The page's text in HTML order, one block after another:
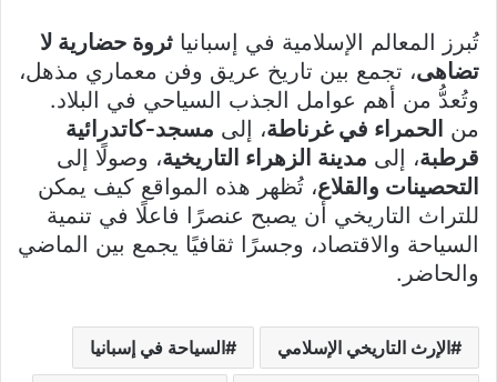
تُبرز المعالم الإسلامية في إسبانيا ثروة حضارية لا
تضاهى، تجمع بين تاريخ عريق وفن معماري مذهل،
وتُعدُّ من أهم عوامل الجذب السياحي في البلاد.
من الحمراء في غرناطة، إلى مسجد‑كاتدرائية
قرطبة، إلى مدينة الزهراء التاريخية، وصولًا إلى
التحصينات والقلاع، تُظهر هذه المواقع كيف يمكن
للتراث التاريخي أن يصبح عنصرًا فاعلًا في تنمية
السياحة والاقتصاد، وجسرًا ثقافيًا يجمع بين الماضي
والحاضر.
الإرث التاريخي الإسلامي السياحة في إسبانيا